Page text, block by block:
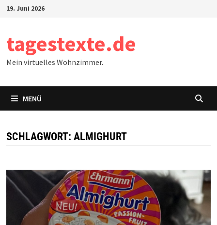
Zum19. Juni 2026
tagestexte.de
Mein virtuelles Wohnzimmer.
MENÜ
SCHLAGWORT: ALMIGHURT